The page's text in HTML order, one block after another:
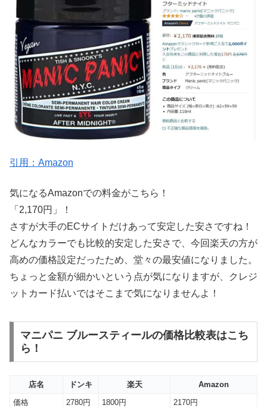
引用：Amazon
気になるAmazonでの料金がこちら！
「2,170円」！
さすが大手のECサイトだけあって安定した安さですね！
どんなカラーでも比較的安定した安さで、今回楽天の方が
高めの価格設定だったため、堂々の最安値になりました。
ちょっと金額が細かいという点が気になりますが、クレジ
ットカード払いではそこまで気になりませんよ！
マニパニ ブルースティールの価格比較表はこち
ら！
店名 ドンキ 楽天
Amazon
価格
2780円 1800円
2170円